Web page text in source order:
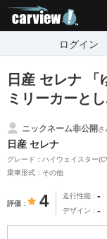
ログイン
日産 セレナ 「
ミリーカーと
ニックネーム非公開さ
日産 セレナ
グレード：ハイウェイスター
乗車形式：その他
評価 4 走行性能 -
デザイン -